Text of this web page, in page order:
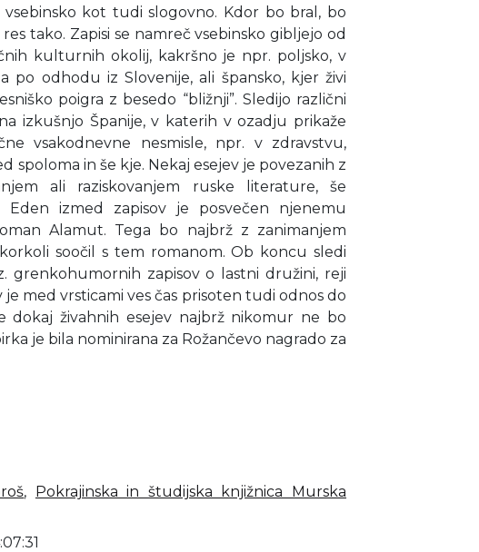
vsebinsko kot tudi slogovno. Kdor bo bral, bo
tako. Zapisi se namreč vsebinsko gibljejo od
kulturnih okolij, kakršno je npr. poljsko, v
po odhodu iz Slovenije, ali špansko, kjer živi
poigra z besedo “bližnji”. Sledijo različni
izkušnjo Španije, v katerih v ozadju prikaže
vsakodnevne nesmisle, npr. v zdravstvu,
spoloma in še kje. Nekaj esejev je povezanih z
ali raziskovanjem ruske literature, še
Eden izmed zapisov je posvečen njenemu
Alamut. Tega bo najbrž z zanimanjem
soočil s tem romanom. Ob koncu sledi
grenkohumornih zapisov o lastni družini, reji
je med vrsticami ves čas prisoten tudi odnos do
dokaj živahnih esejev najbrž nikomur ne bo
je bila nominirana za Rožančevo nagrado za
, Pokrajinska in študijska knjižnica Murska